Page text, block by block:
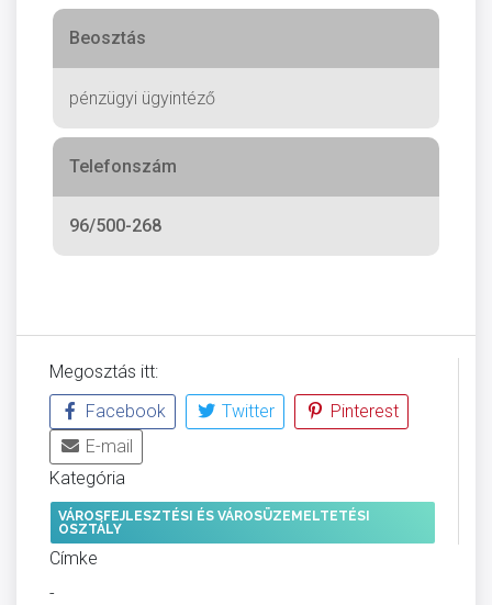
Beosztás
pénzügyi ügyintéző
Telefonszám
96/500-268
Megosztás itt:
Facebook
Twitter
Pinterest
E-mail
Kategória
VÁROSFEJLESZTÉSI ÉS VÁROSÜZEMELTETÉSI
OSZTÁLY
Címke
-